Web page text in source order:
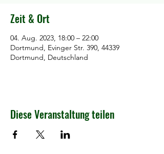
Zeit & Ort
04. Aug. 2023, 18:00 – 22:00
Dortmund, Evinger Str. 390, 44339
Dortmund, Deutschland
Diese Veranstaltung teilen